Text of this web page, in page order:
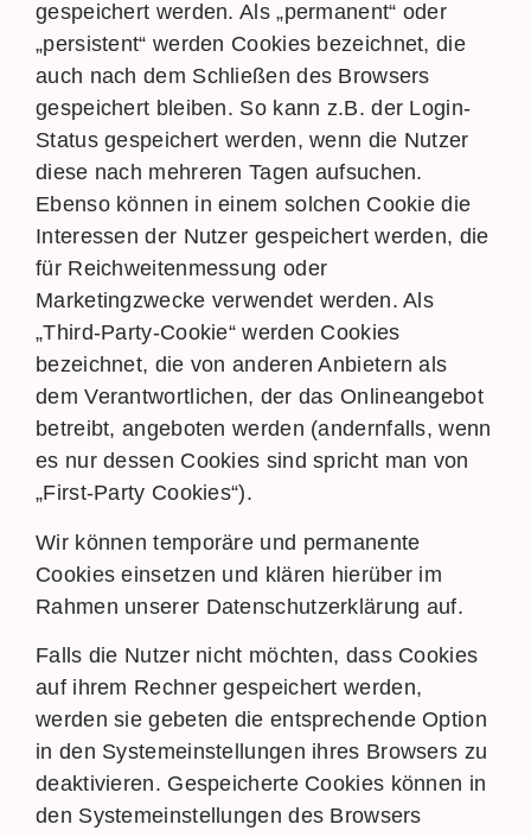
gespeichert werden. Als „permanent“ oder
„persistent“ werden Cookies bezeichnet, die
auch nach dem Schließen des Browsers
gespeichert bleiben. So kann z.B. der Login-
Status gespeichert werden, wenn die Nutzer
diese nach mehreren Tagen aufsuchen.
Ebenso können in einem solchen Cookie die
Interessen der Nutzer gespeichert werden, die
für Reichweitenmessung oder
Marketingzwecke verwendet werden. Als
„Third-Party-Cookie“ werden Cookies
bezeichnet, die von anderen Anbietern als
dem Verantwortlichen, der das Onlineangebot
betreibt, angeboten werden (andernfalls, wenn
es nur dessen Cookies sind spricht man von
„First-Party Cookies“).
Wir können temporäre und permanente
Cookies einsetzen und klären hierüber im
Rahmen unserer Datenschutzerklärung auf.
Falls die Nutzer nicht möchten, dass Cookies
auf ihrem Rechner gespeichert werden,
werden sie gebeten die entsprechende Option
in den Systemeinstellungen ihres Browsers zu
deaktivieren. Gespeicherte Cookies können in
den Systemeinstellungen des Browsers